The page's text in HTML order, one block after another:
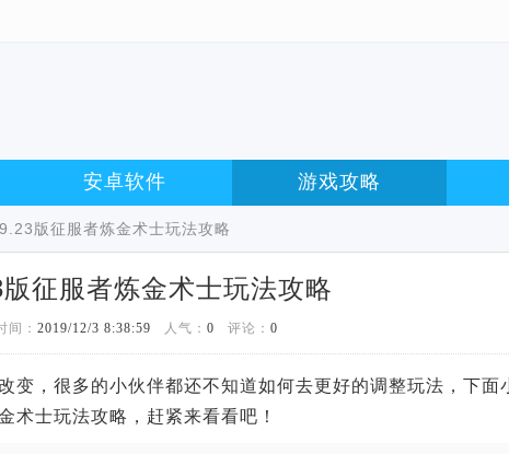
安卓软件 游戏攻略
版征服者炼金术士玩法攻略
征服者炼金术士玩法攻略
间： 2019/12/3 8:38:59 人气： 0 评论： 0
变，很多的小伙伴都还不知道如何去更好的调整玩法，下面
术士玩法攻略，赶紧来看看吧！